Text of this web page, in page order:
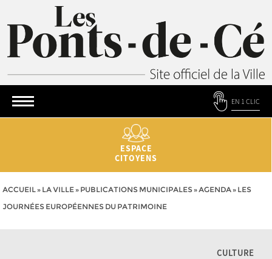
EN 1 CLIC
ESPACE
CITOYENS
ACCUEIL» LA VILLE» PUBLICATIONS MUNICIPALES»AGENDA» LES
JOURNÉES EUROPÉENNES DU PATRIMOINE
CULTURE